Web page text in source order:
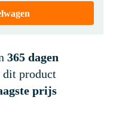
365 dagen
product
prijs